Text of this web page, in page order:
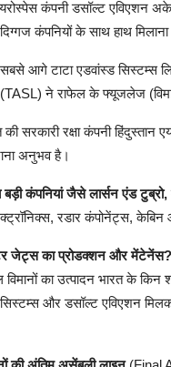
कंपनी डसॉल्ट एविएशन
कंपनियों के साथ हाथ मिलाना
सबसे आगे टाटा एडवांस्ड
ने राफेल के फ्यूजलेज
सरकारी रक्षा कंपनी हिंदुस्तान
अनुभव है।
बड़ी कंपनियां जैसे लार्सन एंड टुब्रो,
रडार कंपोनेंट्स, केबिन
जेट्स का प्रोडक्शन और मेंटेनेंस?
का उत्पादन भारत के किन
सिस्टम्स और डसॉल्ट एविएशन